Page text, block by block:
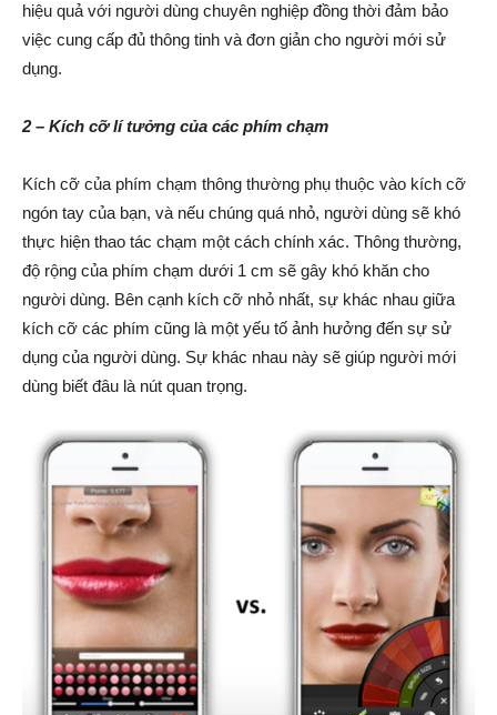
hiệu quả với người dùng chuyên nghiệp đồng thời đảm bảo
việc cung cấp đủ thông tinh và đơn giản cho người mới sử
dụng.
2 – Kích cỡ lí tưởng của các phím chạm
Kích cỡ của phím chạm thông thường phụ thuộc vào kích cỡ
ngón tay của bạn, và nếu chúng quá nhỏ, người dùng sẽ khó
thực hiện thao tác chạm một cách chính xác. Thông thường,
độ rộng của phím chạm dưới 1 cm sẽ gây khó khăn cho
người dùng. Bên cạnh kích cỡ nhỏ nhất, sự khác nhau giữa
kích cỡ các phím cũng là một yếu tố ảnh hưởng đến sự sử
dụng của người dùng. Sự khác nhau này sẽ giúp người mới
dùng biết đâu là nút quan trọng.